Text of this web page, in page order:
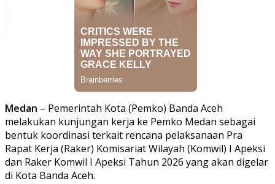
Medan – Pemerintah Kota (Pemko) Banda Aceh
melakukan kunjungan kerja ke Pemko Medan sebagai
bentuk koordinasi terkait rencana pelaksanaan Pra
Rapat Kerja (Raker) Komisariat Wilayah (Komwil) I Apeksi
dan Raker Komwil I Apeksi Tahun 2026 yang akan digelar
di Kota Banda Aceh.